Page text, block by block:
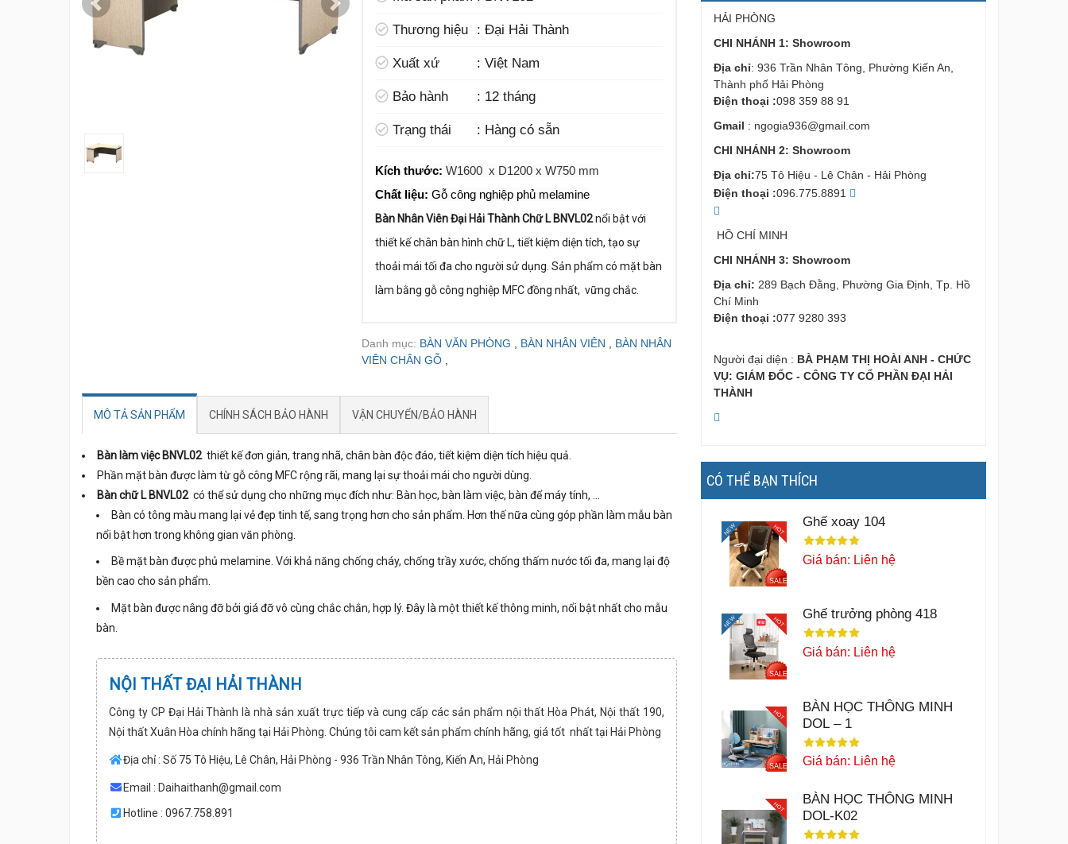
Previous Next
Thương hiệu : Đại Hải Thành
Xuất xứ : Việt Nam
Bảo hành : 12 tháng
Trạng thái : Hàng có sẵn
Kích thước: W1600 x D1200 x W750 mm
Chất liệu: Gỗ công nghiệp phủ melamine
Bàn Nhân Viên Đại Hải Thành Chữ L BNVL02nổi bật với
thiết kế chân bàn hình chữ L, tiết kiệm diện tích, tạo sự
thoải mái tối đa cho người sử dụng. Sản phẩm có mặt bàn
làm bằng gỗ công nghiệp MFC đồng nhất, vững chắc.
Danh mục: BÀN VĂN PHÒNG BÀN NHÂN VIÊN
BÀN NHÂN
VIÊN CHÂN GỖ,
MÔ TẢ SẢN PHẨM CHÍNH SÁCH BẢO HÀNH VẬN CHUYỂN/BẢO HÀNH
Bàn làm việc BNVL02 thiết kế đơn giản, trang nhã, chân bàn độc đáo, tiết kiệm diện tích hiệu quả.
Phần mặt bàn được làm từ gỗ công MFC rộng rãi, mang lại sự thoải mái cho người dùng.
Bàn chữ L BNVL02 có thể sử dụng cho những mục đích như: Bàn học, bàn làm việc, bàn để máy tính, ...
Bàn có tông màu mang lại vẻ đẹp tinh tế, sang trọng hơn cho sản phẩm. Hơn thế nữa cùng góp phần làm mẫu bàn
nổi bật hơn trong không gian văn phòng.
Bề mặt bàn được phủ melamine. Với khả năng chống cháy, chống trầy xước, chống thấm nước tối đa, mang lại độ
bền cao cho sản phẩm.
Mặt bàn được nâng đỡ bởi giá đỡ vô cùng chắc chắn, hợp lý. Đây là một thiết kế thông minh, nổi bật nhất cho mẫu
bàn.
NỘI THẤT ĐẠI HẢI THÀNH
Công ty CP Đại Hải Thành là nhà sản xuất trực tiếp và cung cấp các sản phẩm nội thất Hòa Phát, Nội thất 190,
Nội thất Xuân Hòa chính hãng tại Hải Phòng. Chúng tôi cam kết sản phẩm chính hãng, giá tốt nhất tại Hải Phòng
Địa chỉ : Số 75 Tô Hiệu, Lê Chân, Hải Phòng - 936 Trần Nhân Tông, Kiến An, Hải Phòng
Email : Daihaithanh@gmail.com
Hotline : 0967.758.891
HẢI PHÒNG
CHI NHÁNH 1: Showroom
Địa chỉ: 936 Trần Nhân Tông, Phường Kiến An,
Thành phố Hải Phòng
Điện thoại :098 359 88 91
Gmail : ngogia936@gmail.com
CHI NHÁNH 2: Showroom
Địa chỉ:75 Tô Hiệu - Lê Chân - Hải Phòng
Điện thoại :096.775.8891
HỒ CHÍ MINH
CHI NHÁNH 3: Showroom
Địa chỉ: 289 Bạch Đằng, Phường Gia Định, Tp. Hồ
Chí Minh
Điện thoại :077 9280 393
Người đại diện : BÀ PHẠM THỊ HOÀI ANH - CHỨC
VỤ: GIÁM ĐỐC - CÔNG TY CỔ PHẦN ĐẠI HẢI
THÀNH
CÓ THỂ BẠN THÍCH
NEW HOT
SALE
Ghế xoay 104
Giá bán: Liên hệ
NEW HOT
SALE
Ghế trưởng phòng 418
Giá bán: Liên hệ
HOT
SALE
BÀN HỌC THÔNG MINH
DOL – 1
Giá bán: Liên hệ
HOT
BÀN HỌC THÔNG MINH
DOL-K02